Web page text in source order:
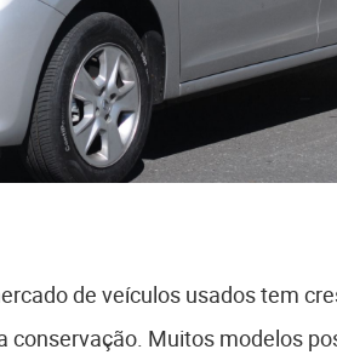
de veículos usados tem
conservação. Muitos modelos